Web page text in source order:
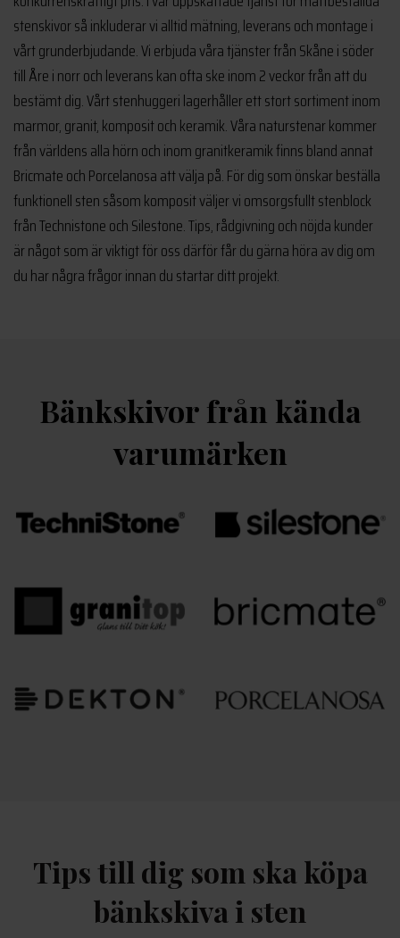
stenskivor så inkluderar vi alltid mätning, leverans och montage i
vårt grunderbjudande. Vi erbjuda våra tjänster från Skåne i söder
till Åre i norr och leverans kan ofta ske inom 2 veckor från att du
bestämt dig. Vårt stenhuggeri lagerhåller ett stort sortiment inom
marmor, granit, komposit och keramik. Våra naturstenar kommer
från världens alla hörn och inom granitkeramik finns bland annat
Bricmate och Porcelanosa att välja på. För dig som önskar beställa
funktionell sten såsom komposit väljer vi omsorgsfullt stenblock
från Technistone och Silestone. Tips, rådgivning och nöjda kunder
är något som är viktigt för oss därför får du gärna höra av dig om
du har några frågor innan du startar ditt projekt.
Bänkskivor från kända
varumärken
Tips till dig som ska köpa
bänkskiva i sten